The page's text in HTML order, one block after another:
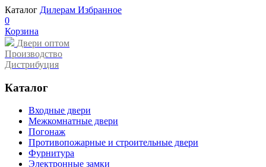
Каталог Дилерам Избранное
0
Корзина
Двери оптом
Производство
Дистрибуция
Каталог
Входные двери
Межкомнатные двери
Погонаж
Противопожарные и строительные двери
Фурнитура
Электронные замки